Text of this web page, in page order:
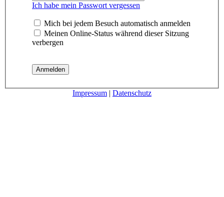
Ich habe mein Passwort vergessen
Mich bei jedem Besuch automatisch anmelden
Meinen Online-Status während dieser Sitzung
verbergen
Impressum | Datenschutz